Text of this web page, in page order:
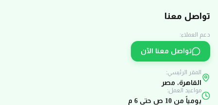
تواصل معنا
دعم العملاء:
تواصل معنا الآن
المقر الرئيسي:
القاهرة، مصر
مواعيد العمل:
يومياً من 10 ص حتى 6 م